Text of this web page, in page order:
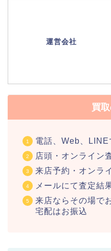
運営会社
買
電話、Web、LINE
店頭・オンライン
来店予約・オンラ
メールにて査定結
来店ならその場で
宅配はお振込